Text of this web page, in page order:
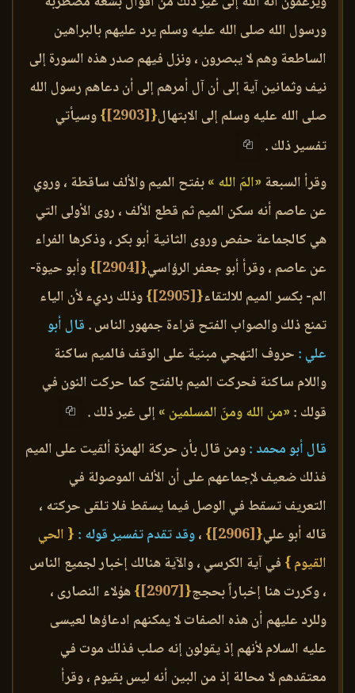
ورسول الله صلى الله عليه وسلم يرد عليهم بالبراهين
الساطعة وهم لا يبصرون ، ونزل فيهم صدر هذه السورة إلى
نيف وثمانين آية إلى أن آل أمرهم إلى أن دعاهم رسول الله
صلى الله عليه وسلم إلى الابتهال{
[2903]
}وسيأتي
تفسير ذلك .
وقرأ السبعة «المَ الله »بفتح الميم والألف ساقطة ، وروي
عن عاصم أنه سكن الميم ثم قطع الألف ، روى الأولى التي
هي كالجماعة حفص وروى الثانية أبو بكر ، وذكرها الفراء
عن عاصم ، وقرأ أبو جعفر الرؤاسي{
[2904]
}وأبو حيوة-
الم- بكسر الميم للالتقاء{
[2905]
}وذلك رديء لأن الياء
تمنع ذلك والصواب الفتح قراءة جمهور الناس . قال أبو
علي : حروف التهجي مبنية على الوقف فالميم ساكنة
واللام ساكنة فحركت الميم بالفتح كما حركت النون في
قولك : «من الله ومنَ المسلمين »إلى غير ذلك .
قال أبو محمد :ومن قال بأن حركة الهمزة ألقيت على الميم
فذلك ضعيف لإجماعهم على أن الألف الموصولة في
التعريف تسقط في الوصل فيما يسقط فلا تلقى حركته ،
قاله أبو علي{
[2906]
} ،وقد تقدم تفسير قوله : { الحي
القيوم } في آية الكرسي ، والآية هنالك إخبار لجميع الناس
، وكررت هنا إخباراً بحجج{
[2907]
}هؤلاء النصارى ،
وللرد عليهم أن هذه الصفات لا يمكنهم ادعاؤها لعيسى
عليه السلام لأنهم إذ يقولون إنه صلب فذلك موت في
معتقدهم لا محالة إذ من البين أنه ليس بقيوم ، وقرأ